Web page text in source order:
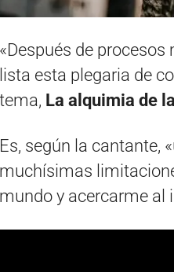
«Después de
lista esta plegaria de
tema, La alquimia de
Es, según la cantante,
muchísimas
mundo y acercarme al